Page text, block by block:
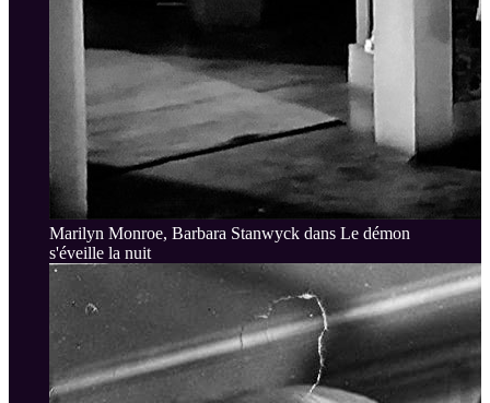
Marilyn Monroe, Barbara Stanwyck dans Le démon
s'éveille la nuit